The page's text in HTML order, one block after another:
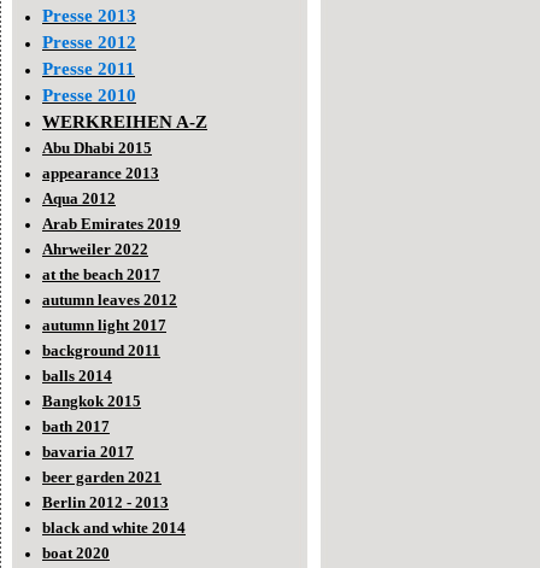
Presse 2013
Presse 2012
Presse 2011
Presse 2010
WERKREIHEN A-Z
Abu Dhabi 2015
appearance 2013
Aqua 2012
Arab Emirates 2019
Ahrweiler 2022
at the beach 2017
autumn leaves 2012
autumn light 2017
background 2011
balls 2014
Bangkok 2015
bath 2017
bavaria 2017
beer garden 2021
Berlin 2012 - 2013
black and white 2014
boat 2020